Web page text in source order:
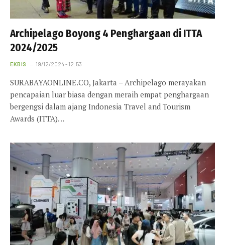
Archipelago Boyong 4 Penghargaan di ITTA
2024/2025
EKBIS 19/12/2024 - 12:53
SURABAYAONLINE.CO, Jakarta – Archipelago merayakan
pencapaian luar biasa dengan meraih empat penghargaan
bergengsi dalam ajang Indonesia Travel and Tourism
Awards (ITTA)…